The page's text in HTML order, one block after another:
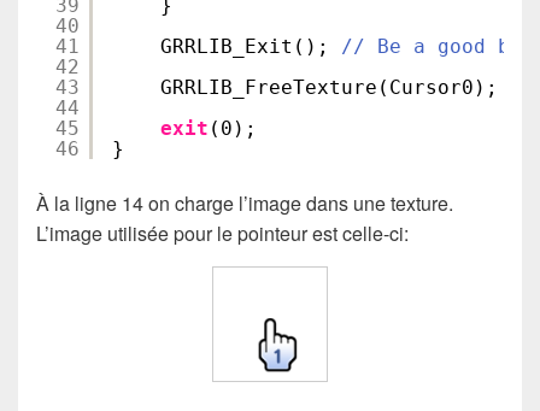
39
40
41
42
43
44
45
46
}
GRRLIB_Exit(); // Be a good
GRRLIB_FreeTexture(Cursor0);
exit (0);
}
À la ligne 14 on charge l’image dans une texture.
L’image utilisée pour le pointeur est celle-ci: